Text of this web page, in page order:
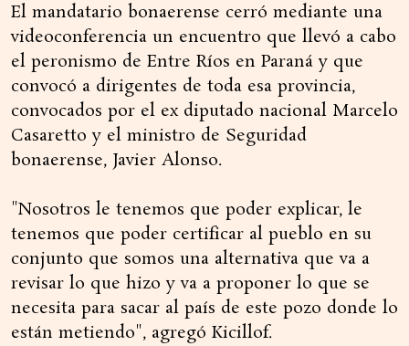
El mandatario bonaerense cerró mediante una
videoconferencia un encuentro que llevó a cabo
el peronismo de Entre Ríos en Paraná y que
convocó a dirigentes de toda esa provincia,
convocados por el ex diputado nacional Marcelo
Casaretto y el ministro de Seguridad
bonaerense, Javier Alonso.
"Nosotros le tenemos que poder explicar, le
tenemos que poder certificar al pueblo en su
conjunto que somos una alternativa que va a
revisar lo que hizo y va a proponer lo que se
necesita para sacar al país de este pozo donde lo
están metiendo", agregó Kicillof.